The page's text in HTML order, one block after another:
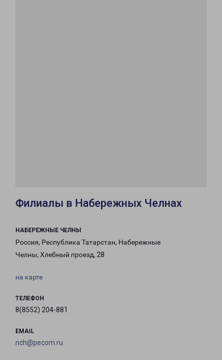
Филиалы в Набережных Челнах
НАБЕРЕЖНЫЕ ЧЕЛНЫ
Россия, Республика Татарстан, Набережные
Челны, Хлебный проезд, 28
на карте
ТЕЛЕФОН
8(8552) 204-881
EMAIL
nch@pecom.ru